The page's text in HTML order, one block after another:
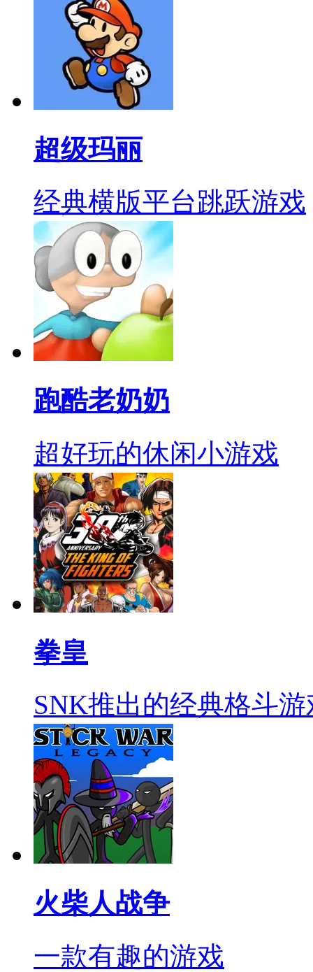
超级玛丽
经典横版平台跳跃游戏
跑酷老奶奶
超好玩的休闲小游戏
拳皇
SNK推出的经典格斗
火柴人战争
一款有趣的游戏